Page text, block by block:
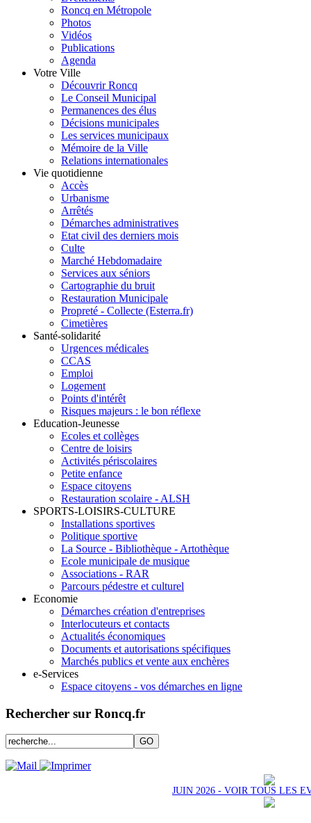
Roncq en Métropole
Photos
Vidéos
Publications
Agenda
Votre Ville
Découvrir Roncq
Le Conseil Municipal
Permanences des élus
Décisions municipales
Les services municipaux
Mémoire de la Ville
Relations internationales
Vie quotidienne
Accès
Urbanisme
Arrêtés
Démarches administratives
Etat civil des derniers mois
Culte
Marché Hebdomadaire
Services aux séniors
Cartographie du bruit
Restauration Municipale
Propreté - Collecte (Esterra.fr)
Cimetières
Santé-solidarité
Urgences médicales
CCAS
Emploi
Logement
Points d'intérêt
Risques majeurs : le bon réflexe
Education-Jeunesse
Ecoles et collèges
Centre de loisirs
Activités périscolaires
Petite enfance
Espace citoyens
Restauration scolaire - ALSH
SPORTS-LOISIRS-CULTURE
Installations sportives
Politique sportive
La Source - Bibliothèque - Artothèque
Ecole municipale de musique
Associations - RAR
Parcours pédestre et culturel
Economie
Démarches création d'entreprises
Interlocuteurs et contacts
Actualités économiques
Documents et autorisations spécifiques
Marchés publics et vente aux enchères
e-Services
Espace citoyens - vos démarches en ligne
Rechercher sur Roncq.fr
JUIN 2026 - VOIR TOUS LES